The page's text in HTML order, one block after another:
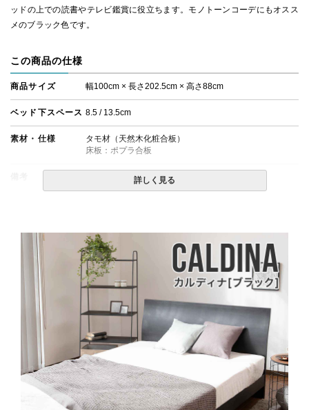
ッドの上での読書やテレビ鑑賞に役立ちます。モノトーンコーデにもオスス
メのブラック色です。
この商品の仕様
商品サイズ 幅100cm × 長さ202.5cm × 高さ88cm
ベッド下スペース 8.5 / 13.5cm
素材・仕様
タモ材（天然木化粧合板）
床板：ポプラ合板
・組立設置無料！
る場合があります。
詳しく見る